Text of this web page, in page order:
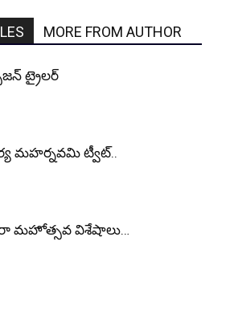
MORE FROM AUTHOR
ట్రైలర్
మ‌హ‌ర్న‌వ‌మి ట్వీట్..
మహోత్సవ విశేషాలు…